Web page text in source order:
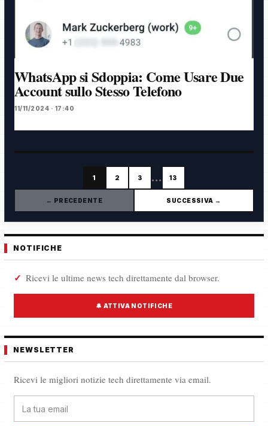
WhatsApp si Sdoppia: Come Usare Due
Account sullo Stesso Telefono
11/11/2024 · 17:40
← PRECEDENTE
1 2 3 … 13
SUCCESSIVA →
NOTIFICHE
Ricevi le ultime news tech direttamente dal browser.
🔔 ATTIVA NOTIFICHE
NEWSLETTER
Ricevi le migliori notizie tech direttamente via email.